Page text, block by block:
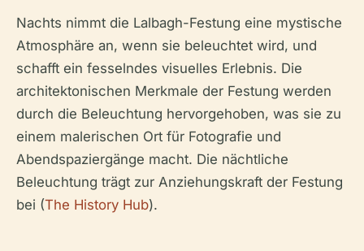
Nachts nimmt die Lalbagh-Festung eine mystische
Atmosphäre an, wenn sie beleuchtet wird, und
schafft ein fesselndes visuelles Erlebnis. Die
architektonischen Merkmale der Festung werden
durch die Beleuchtung hervorgehoben, was sie zu
einem malerischen Ort für Fotografie und
Abendspaziergänge macht. Die nächtliche
Beleuchtung trägt zur Anziehungskraft der Festung
bei (The History Hub).